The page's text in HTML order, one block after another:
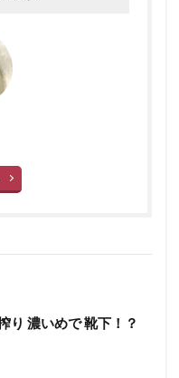
り 濃いめで 靴下！？